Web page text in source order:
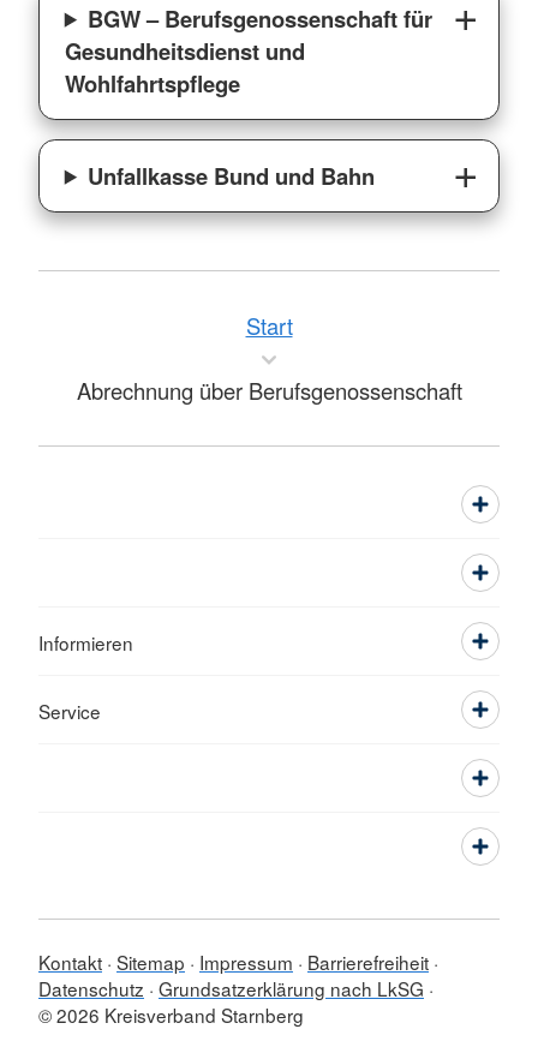
BGW – Berufsgenossenschaft für
Gesundheitsdienst und
Wohlfahrtspflege
Unfallkasse Bund und Bahn
Start
Abrechnung über Berufsgenossenschaft
Informieren
Service
Kontakt Sitemap Impressum
Barrierefreiheit
Datenschutz Grundsatzerklärung nach LkSG
© 2026 Kreisverband Starnberg